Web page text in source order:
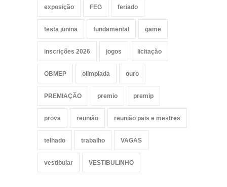
exposição FEG feriado
festa junina fundamental game
inscrições 2026 jogos licitação
OBMEP olimpiada ouro
PREMIAÇÃO premio premip
prova reunião reunião pais e mestres
telhado trabalho VAGAS
vestibular VESTIBULINHO